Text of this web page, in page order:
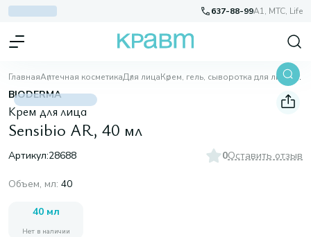
637-88-99A1, МТС, Life
ГлавнаяАптечная косметикаДля лицаКрем, гель, сыворотка для лица Sensibio AR, 40 мл
BIODERMA
Крем для лица
Sensibio AR, 40 мл
Артикул:28688 0Оставить отзыв
Объем, мл: 40
40 мл
Нет в наличии